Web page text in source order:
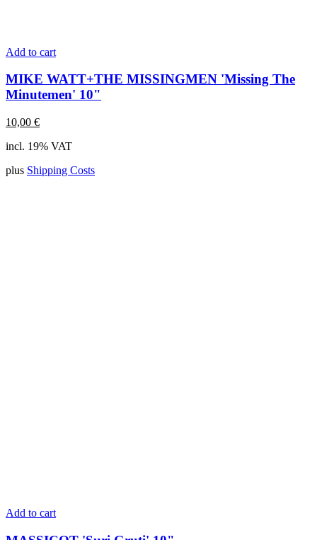
Add to cart
MIKE WATT+THE MISSINGMEN 'Missing The
Minutemen' 10"
10,00 €
incl. 19% VAT
plus Shipping Costs
Add to cart